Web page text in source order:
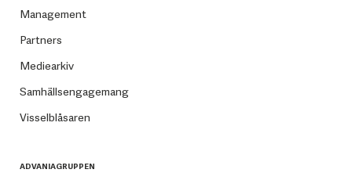
Management
Partners
Mediearkiv
Samhällsengagemang
Visselblåsaren
ADVANIAGRUPPEN